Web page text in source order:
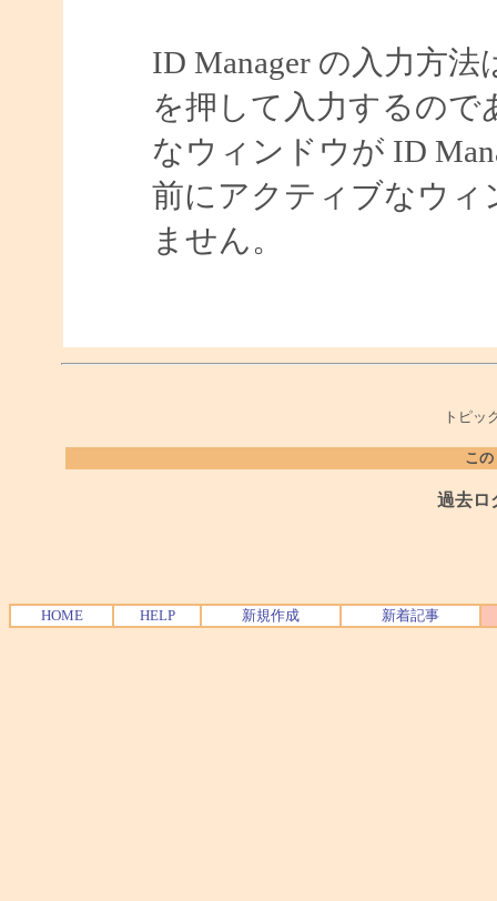
ID Manager の入力方
を押して入力するの
なウィンドウが ID
前にアクティブなウ
ません。
トピッ
こ
過去ロ
HOME HELP 新規作成 新着記事